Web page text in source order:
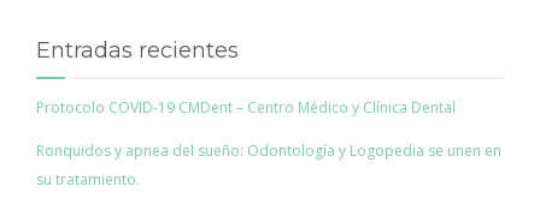
Entradas recientes
Protocolo COVID-19 CMDent – Centro Médico y Clínica Dental
Ronquidos y apnea del sueño: Odontología y Logopedia se unen en
su tratamiento.